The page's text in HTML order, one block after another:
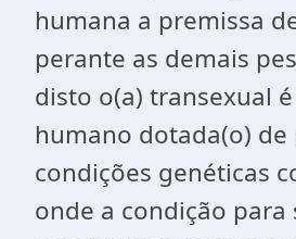
humana a premissa
perante as demais
disto o(a) transexual
humano dotada(o) de
condições genéticas
onde a condição para